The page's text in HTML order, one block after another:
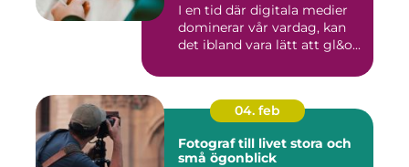
I en tid där digitala medier
dominerar vår vardag, kan
det ibland vara lätt att gl&o...
04. feb
Fotograf till livet stora och
små ögonblick